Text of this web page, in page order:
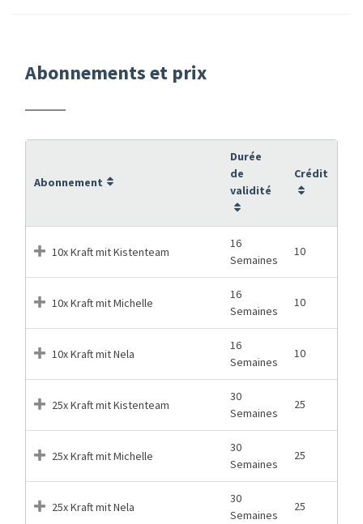
Abonnements et prix
Abonnement
Durée
de
validité
Crédit
10x Kraft mit Kistenteam
16
Semaines
10
10x Kraft mit Michelle
16
Semaines
10
10x Kraft mit Nela
16
Semaines
10
25x Kraft mit Kistenteam
30
Semaines
25
25x Kraft mit Michelle
30
Semaines
25
25x Kraft mit Nela
30
Semaines
25